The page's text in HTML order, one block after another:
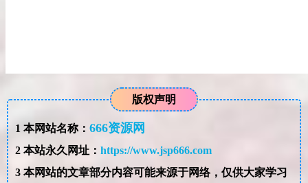
版权声明
1 本网站名称： 666资源网
2本站永久网址： https://www.jsp666.com
3本网站的文章部分内容可能来源于网络，仅供大家学习